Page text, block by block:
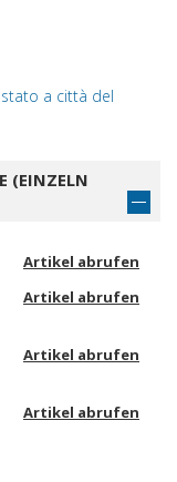
a città del
(EINZELN
Artikel abrufen
Artikel abrufen
Artikel abrufen
Artikel abrufen